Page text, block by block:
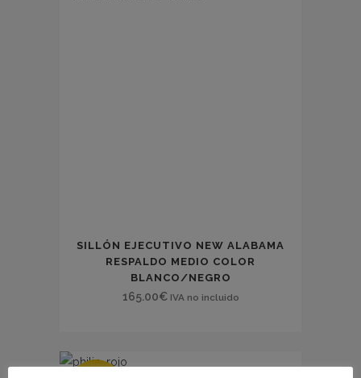
SILLÓN EJECUTIVO NEW ALABAMA
RESPALDO MEDIO COLOR
BLANCO/NEGRO
165.00€ IVA no incluido